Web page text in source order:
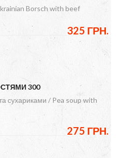
Borsch with beef
325 ГРН.
300
сухариками / Pea soup with
275 ГРН.